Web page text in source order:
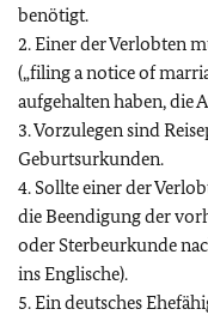
benötigt.
2. Einer der Verlobten
(„filing a notice of
aufgehalten haben, die
3. Vorzulegen sind
Geburtsurkunden.
4. Sollte einer der
die Beendigung der
oder Sterbeurkunde
ins Englische).
5. Ein deutsches